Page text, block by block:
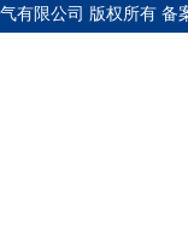
有限公司 版权所有 备